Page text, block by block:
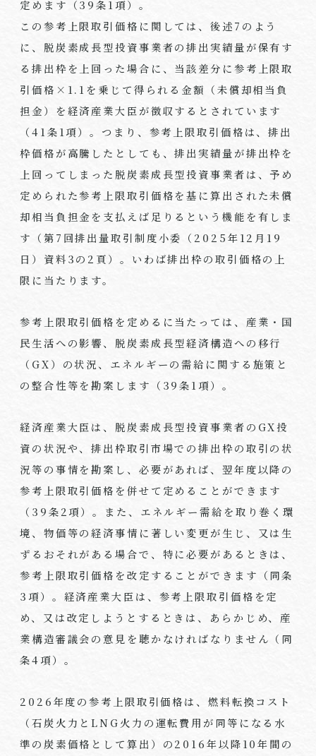
定めます（39条1項）。
この参考上限取引価格に関しては、後述7のよう
に、脱炭素成長型投資事業者の排出実績量が保有す
る排出枠を上回った場合に、当該差分に参考上限取
引価格×1.1を乗じて得られる金額（未償却相当負
担金）を経済産業大臣が徴収するとされています
（41条1項）。つまり、参考上限取引価格は、排出
枠価格が高騰したとしても、排出実績量が排出枠を
上回ってしまった脱炭素成長型投資事業者は、予め
定められた参考上限取引価格を基に算出された未償
却相当負担金を支払えば足りるという機能を有しま
す（第7回排出量取引制度小委（2025年12月19
日）資料3の2頁）。いわば排出枠の取引価格の上
限に当たります。
参考上限取引価格を定めるに当たっては、産業・国
民生活への影響、脱炭素成長型経済構造への移行
（GX）の状況、エネルギーの需給に関する施策と
の整合性等を勘案します（39条1項）。
経済産業大臣は、脱炭素成長型投資事業者のGX投
資の状況や、排出枠取引市場での排出枠の取引の状
況等の事情を勘案し、必要があれば、翌年度以降の
参考上限取引価格を併せて定めることができます
（39条2項）。また、エネルギー需給を取り巻く環
境、物価等の経済事情に著しい変更が生じ、又は生
ずるおそれがある場合で、特に必要があるときは、
参考上限取引価格を改定することができます（同条
3項）。経済産業大臣は、参考上限取引価格を定
め、又は改定しようとするときは、あらかじめ、産
業構造審議会の意見を聴かなければなりません（同
条4項）。
2026年度の参考上限取引価格は、燃料転換コスト
（石炭火力とLNG火力の運転費用が同等になる水
準の炭素価格として算出）の2016年以降10年間の